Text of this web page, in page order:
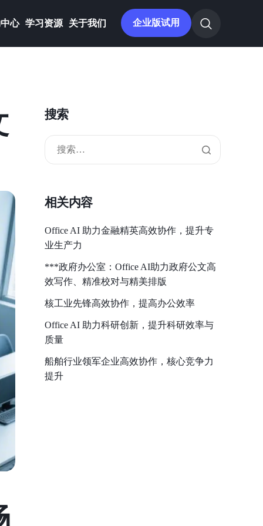
心 学习资源 关于我们 企业版试用
搜索
相关内容
Office AI 助力金融精英高效协作，提升专
业生产力
***政府办公室：Office AI助力政府公文高
效写作、精准校对与精美排版
核工业先锋高效协作，提高办公效率
Office AI 助力科研创新，提升科研效率与
质量
船舶行业领军企业高效协作，核心竞争力
提升